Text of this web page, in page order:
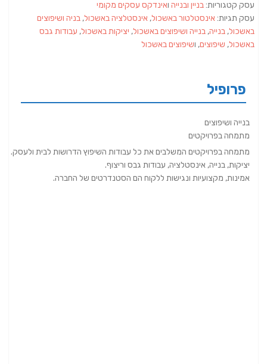
עסק קטגוריות:בניין ובנייה ואינדקס עסקים מקומי
עסק תגיות:אינסטלטור באשכול, אינסטלציה באשכול, בניה ושיפוצים
באשכול, בנייה, בנייה ושיפוצים באשכול, יציקות באשכול, עבודות גבס
באשכול, שיפוצים, ושיפוצים באשכול
פרופיל
בנייה ושיפוצים
מתמחה בפרויקטים
מתמחה בפרויקטים המשלבים את כל עבודות השיפוץ הדרושות לבית ולעסק.
יציקות, בנייה, אינסטלציה, עבודות גבס וריצוף.
אמינות, מקצועיות ונגישות ללקוח הם הסטנדרטים של החברה.